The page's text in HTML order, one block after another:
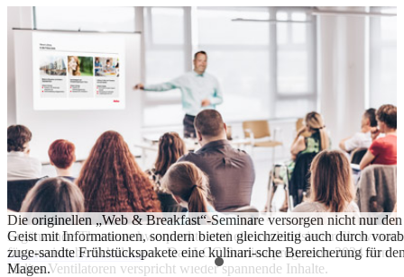
Seminare – vor Ort und Online
Ergänzende Themenschwerpunkte und ein modernisierter Showroom
für praxisnahe Schulungen: Das LCC Seminarprogramm 2024 von
Helios Ventilatoren verspricht wieder spannende Inhalte.
Die originellen „Web & Breakfast“-Seminare versorgen nicht nur den
Geist mit Informationen, sondern bieten gleichzeitig auch durch vorab
zuge-sandte Frühstückspakete eine kulinari-sche Bereicherung für
Magen.